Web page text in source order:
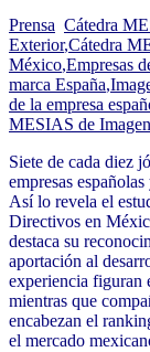
Prensa Cátedra
Exterior,Cátedra
México,Empresas
marca España,
de la empresa
MESIAS de
Siete de cada diez
empresas
Así lo revela el
Directivos en
destaca su
aportación al
experiencia figuran
mientras que
encabezan el
el mercado